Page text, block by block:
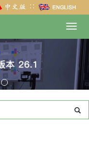
∷